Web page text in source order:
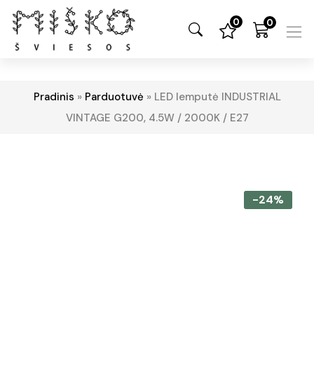
0 0
Pradinis » Parduotuvė » LED lemputė INDUSTRIAL
VINTAGE G200, 4.5W / 2000K / E27
-24%